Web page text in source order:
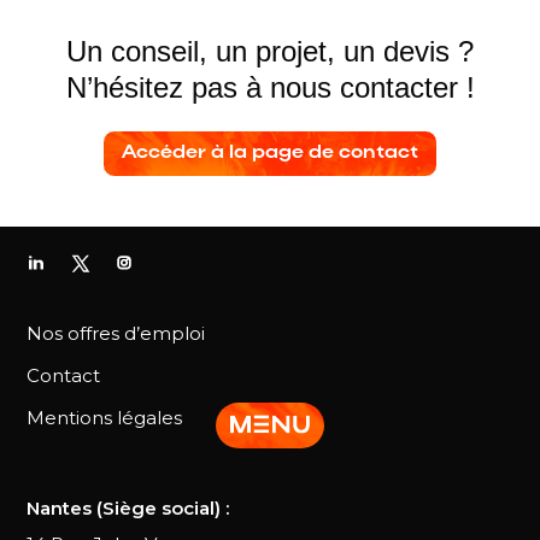
Un conseil, un projet, un devis ?
N’hésitez pas à nous contacter !
Accéder à la page de contact
Nos offres d’emploi
Contact
Mentions légales
Nantes (Siège social) :